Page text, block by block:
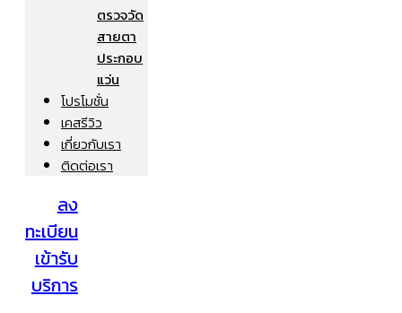
ตรวจวัด
สายตา
ประกอบ
แว่น
โปรโมชั่น
เคสรีวิว
เกี่ยวกับเรา
ติดต่อเรา
ลง
ทะเบียน
เข้ารับ
บริการ